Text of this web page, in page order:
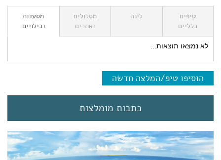
טיפים
כלליים
לינה
מסלולים
ואתרים
מסעדות
ובילויים
לא נמצאו תוצאות...
הוסיפו טיפ/המלצה חדשה
כתבות מומלצות